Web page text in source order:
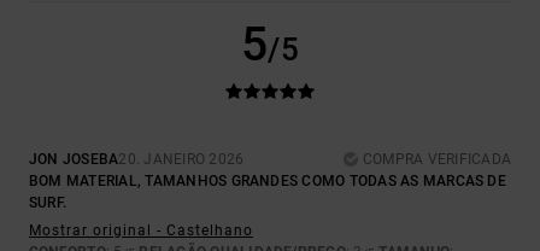
5/5
JON JOSEBA20. JANEIRO 2026
COMPRA VERIFICADA
BOM MATERIAL, TAMANHOS GRANDES COMO TODAS AS MARCAS DE
SURF.
Mostrar original - Castelhano